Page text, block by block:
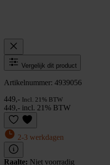
Vergelijk dit product
Artikelnummer: 4939056
449,- Incl. 21% BTW
449,- incl. 21% BTW
2-3 werkdagen
Raalte: Niet voorradig